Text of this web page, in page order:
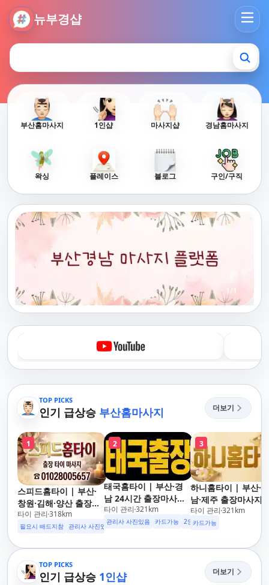
뉴부경샵
뉴부경샵 - 부산 마사지 사이트 부산마사지 부산홈타이 부산출
부산홈마사지 1인샵 마사지샵 경남홈마사지
왁싱 플레이스 블로그 구인/구직
1 /1
TOP PICKS
인기 급상승 부산홈마사지 더보기
1
스피드홈타이 | 부산·
창원·김해·양산 출장마
사지 홈케어 24시 카드
가능 해운대,사상,광안
지,민락,수영,동래,남
산,구서,연산,서면,재
송,센텀,송도,자갈치,하
타이 관리 318km
필요시 배드지참 관리사 사진있음
2
태국홈타이 | 부산·경
남 24시간 출장마사지
후불제/해운대,사상,광
안리,남포동,구포,덕천,
산,구서,연산,서면,재
단,다대포,범일,범천,우
동,마린시티,송정,기장,
타이 관리 321km
관리사 사진있음 카드가능 2인이상 할인
3
하니홈타이 | 부산·경
남·제주 출장마사지
이·아로마 전문
타이 관리 321km
카드가능
TOP PICKS
인기 급상승 1인샵 더보기